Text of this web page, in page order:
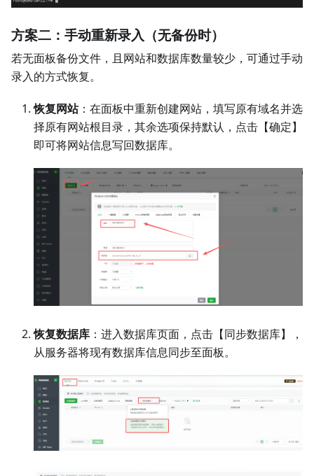
方案二：手动重新录入（无备份时）
若无面板备份文件，且网站和数据库数量较少，可通过手动
录入的方式恢复。
恢复网站：在面板中重新创建网站，填写原有域名并选
择原有网站根目录，其余选项保持默认，点击【确定】
即可将网站信息写回数据库。
恢复数据库 ：进入数据库页面，点击【同步数据库】，
从服务器将现有数据库信息同步至面板。